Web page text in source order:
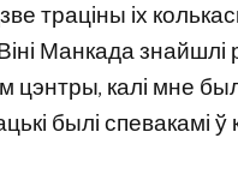
траціны іх
Манкада
калі мне
былі спевакамі